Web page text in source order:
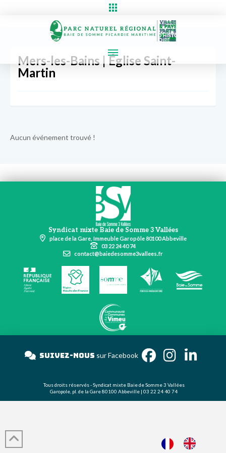
Mers-les-Bains | Église Saint-
Martin
Aucun événement trouvé !
Syndicat mixte Baie de Somme 3 Vallées
place de la Gare, Immeuble Garopôle 80100 Abbeville
03 22 24 40 74
contact@baiedesomme3vallees.fr
Suivez-nous sur Facebook
Tous droits réservés - Syndicat mixte Baie de Somme 3 Vallées
Garopole, pl. de la Gare 80100 Abbeville | 03 22 24 40 74